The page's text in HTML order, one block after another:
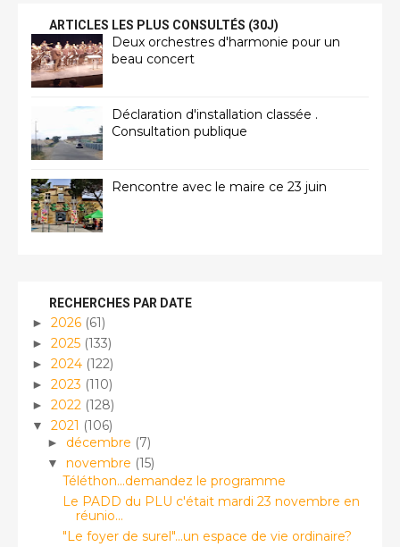
ARTICLES LES PLUS CONSULTÉS (30J)
Deux orchestres d'harmonie pour un
beau concert
Déclaration d'installation classée .
Consultation publique
Rencontre avec le maire ce 23 juin
RECHERCHES PAR DATE
► 2026 (61)
► 2025 (133)
► 2024 (122)
► 2023 (110)
► 2022 (128)
▼ 2021 (106)
► décembre (7)
▼ novembre (15)
Téléthon...demandez le programme
Le PADD du PLU c'était mardi 23 novembre en
réunio...
"Le foyer de surel"...un espace de vie ordinaire?